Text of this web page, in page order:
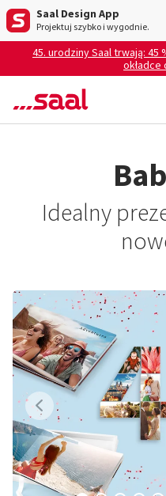
Saal Design App
Projektuj szybko i wygodnie.
45. urodziny Saal trwają: 45
okładce
Idealny